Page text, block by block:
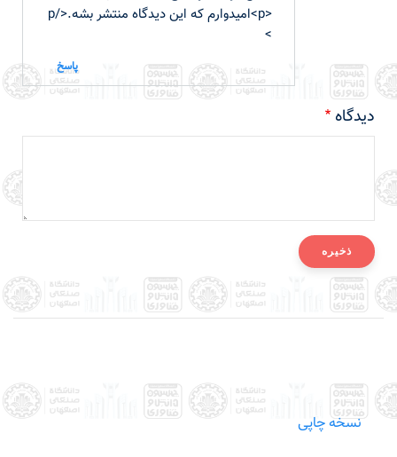
<p>امیدوارم که این دیدگاه منتشر بشه.</p
>
پاسخ
دیدگاه
نسخه چاپی